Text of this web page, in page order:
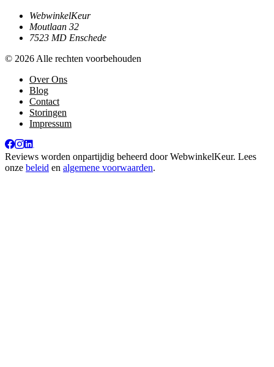
WebwinkelKeur
Moutlaan 32
7523 MD Enschede
© 2026 Alle rechten voorbehouden
Over Ons
Blog
Contact
Storingen
Impressum
Reviews worden onpartijdig beheerd doorWebwinkelKeur. Lees
onze beleid en algemene voorwaarden.